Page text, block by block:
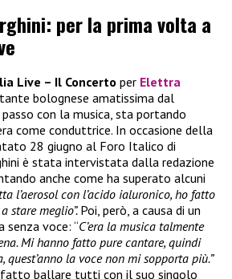
per la prima volta a
Live – Il Concerto per Elettra
bolognese amatissima dal
con la musica, sta portando
come conduttrice. In occasione della
28 giugno al Foro Italico di
è stata intervistata dalla redazione
anche come ha superato alcuni
l’aerosol con l’acido ialuronico, ho fatto
stare meglio”. Poi, però, a causa di un
voce: “C’era la musica talmente
Mi hanno fatto pure cantare, quindi
quest’anno la voce non mi sopporta più.”
ballare tutti con il suo singolo